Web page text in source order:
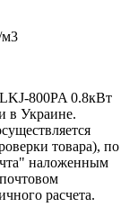
м3
800PA 0.8кВт
в Украине.
товара), по
наложенным
расчета.